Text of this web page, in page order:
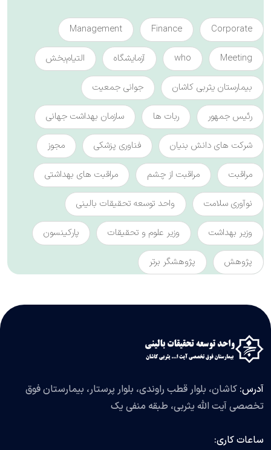
Corporate
Finance
Management
Meeting
who آزمایشگاه التیام‌بخش
بیمارستان یثربی کاشان جوانی جمعیت
رئیس جمهور ربات ها سازمان بهداشت جهانی
شرکت های دانش بنیان فناوری پزشکی مجوز
مراقبت مراقبت از چشم مراقبت های بهداشتی
نوآوری سلامت واحد توسعه تحقیقات بالینی
وزیر بهداشت وزیر علوم و تحقیقات پارکینسون
پژوهش پژوهشگر برتر
آدرس: کاشان، بلوار قطب راوندی، بلوار پرستار، بیمارستان فوق
تخصصی آیت الله یثربی، طبقه منفی یک
ساعات کاری: